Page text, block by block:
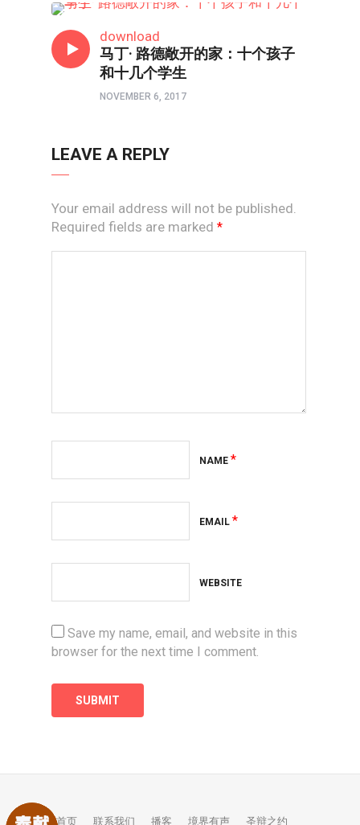
download
马丁· 路德敞开的家：十个孩子
和十几个学生
NOVEMBER 6, 2017
LEAVE A REPLY
Your email address will not be published.
Required fields are marked *
NAME *
EMAIL *
WEBSITE
Save my name, email, and website in this
browser for the next time I comment.
首页 联系我们 播客 境界有声 圣辩之约